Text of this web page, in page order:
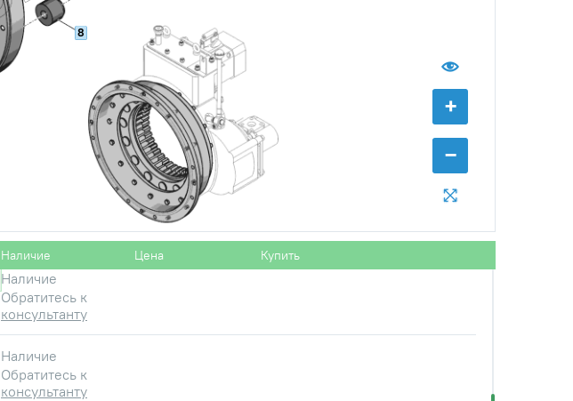
+
−
8
Наличие Цена Купить
консультанту
Наличие
Обратитесь к
консультанту
Наличие
Обратитесь к
консультанту